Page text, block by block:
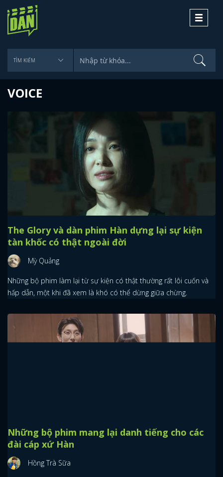
Toggle
VOICE
The Glory và dàn phim Hàn dựng lại sự kiện
tàn khốc có thật ngoài đời
Mỳ Quảng
Những bộ phim làm lại từ sự kiện có thật thường rất lôi cuốn và
hấp dẫn, một khi đã xem là khó có thể dừng giữa chừng.
Những bộ phim mang lại danh tiếng cho các
đài cáp xứ Hàn
Hồng Trà Sữa